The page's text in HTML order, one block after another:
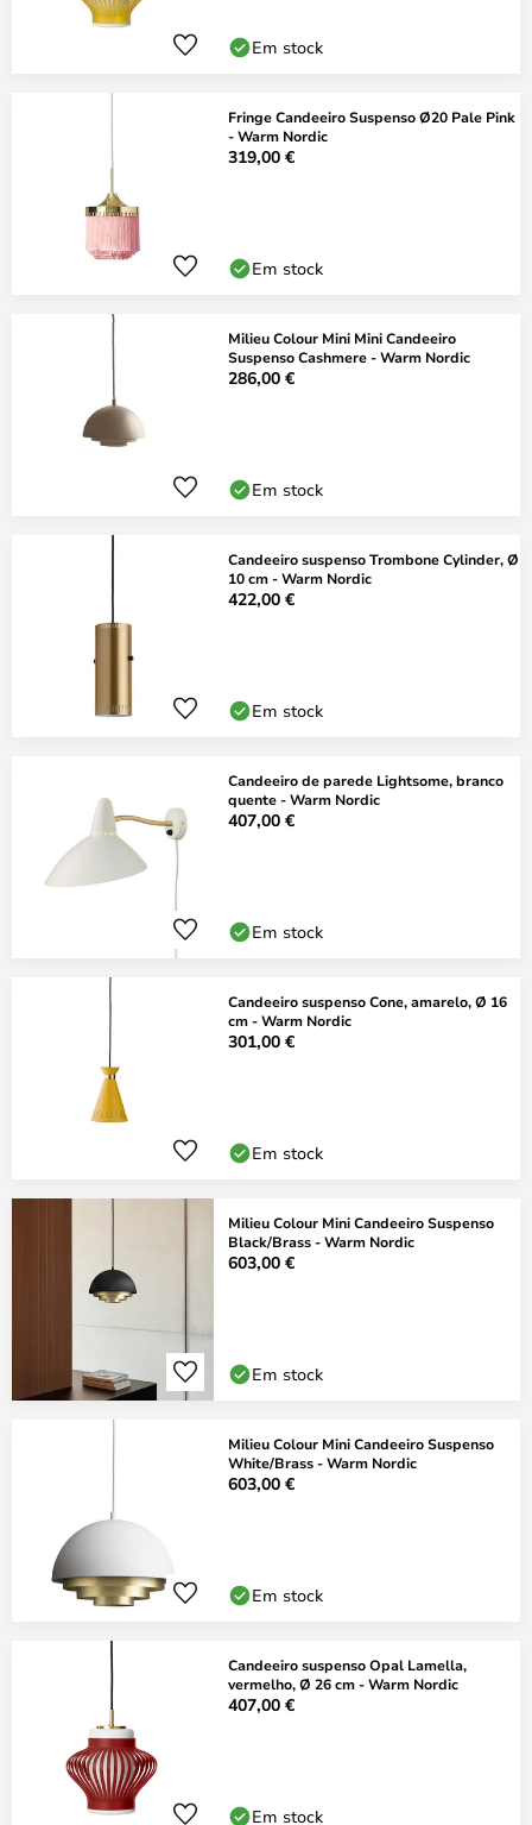
Em stock
Fringe Candeeiro Suspenso Ø20 Pale Pink
- Warm Nordic
319,00 €
Em stock
Milieu Colour Mini Mini Candeeiro
Suspenso Cashmere - Warm Nordic
286,00 €
Em stock
Candeeiro suspenso Trombone Cylinder, Ø
10 cm - Warm Nordic
422,00 €
Em stock
Candeeiro de parede Lightsome, branco
quente - Warm Nordic
407,00 €
Em stock
Candeeiro suspenso Cone, amarelo, Ø 16
cm - Warm Nordic
301,00 €
Em stock
Milieu Colour Mini Candeeiro Suspenso
Black/Brass - Warm Nordic
603,00 €
Em stock
Milieu Colour Mini Candeeiro Suspenso
White/Brass - Warm Nordic
603,00 €
Em stock
Candeeiro suspenso Opal Lamella,
vermelho, Ø 26 cm - Warm Nordic
407,00 €
Em stock